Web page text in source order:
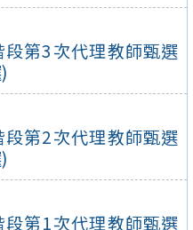
第3次代理教師甄選
第2次代理教師甄選
第1次代理教師甄選